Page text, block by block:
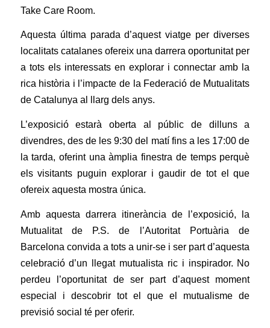
Take Care Room.
Aquesta última parada d’aquest viatge per diverses
localitats catalanes ofereix una darrera oportunitat per
a tots els interessats en explorar i connectar amb la
rica història i l’impacte de la Federació de Mutualitats
de Catalunya al llarg dels anys.
L’exposició estarà oberta al públic de dilluns a
divendres, des de les 9:30 del matí fins a les 17:00 de
la tarda, oferint una àmplia finestra de temps perquè
els visitants puguin explorar i gaudir de tot el que
ofereix aquesta mostra única.
Amb aquesta darrera itinerància de l’exposició, la
Mutualitat de P.S. de l’Autoritat Portuària de
Barcelona convida a tots a unir-se i ser part d’aquesta
celebració d’un llegat mutualista ric i inspirador. No
perdeu l’oportunitat de ser part d’aquest moment
especial i descobrir tot el que el mutualisme de
previsió social té per oferir.